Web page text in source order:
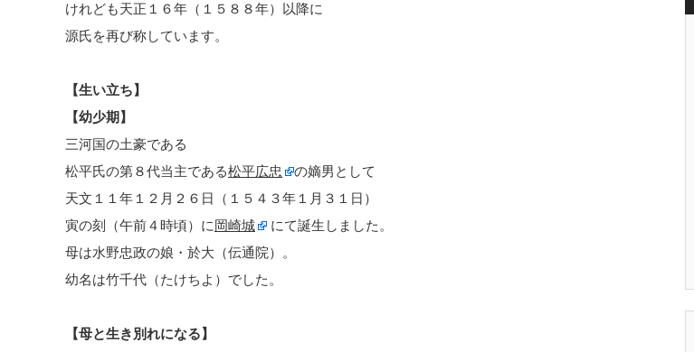
けれども天正１６年（１５８８年）以降に
源氏を再び称しています。
【生い立ち】
【幼少期】
三河国の土豪である
松平氏の第８代当主である松平広忠
の嫡男として
天文１１年１２月２６日（１５４３年１月３１日）
寅の刻（午前４時頃）に岡崎城
にて誕生しました。
母は水野忠政の娘・於大（伝通院）。
幼名は竹千代（たけちよ）でした。
【母と生き別れになる】